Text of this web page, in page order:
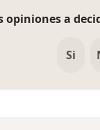
opiniones a
Si